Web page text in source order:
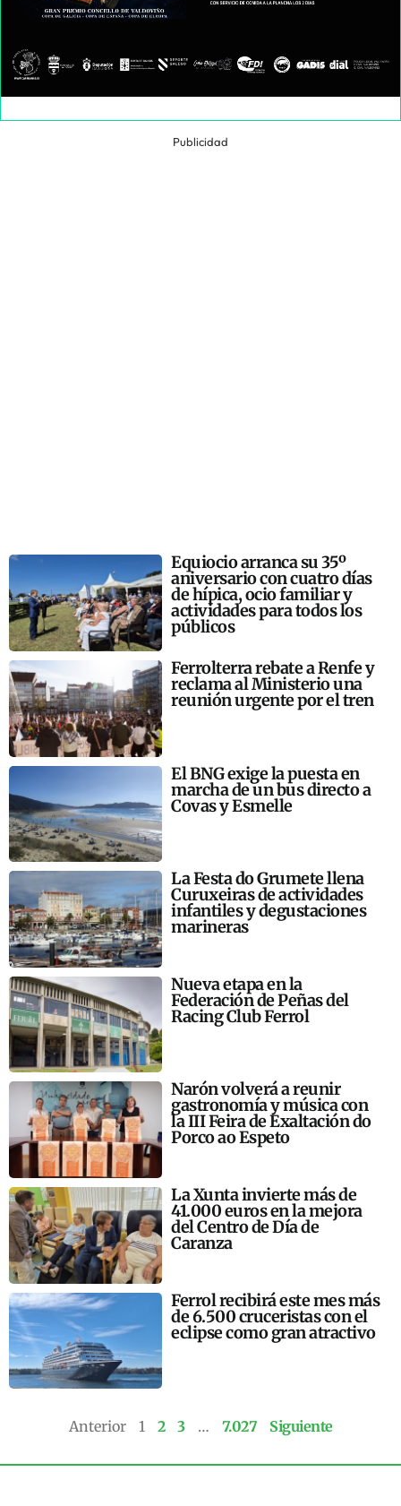
Publicidad
Equiocio arranca su 35º
aniversario con cuatro días
de hípica, ocio familiar y
actividades para todos los
públicos
Ferrolterra rebate a Renfe y
reclama al Ministerio una
reunión urgente por el tren
El BNG exige la puesta en
marcha de un bus directo a
Covas y Esmelle
La Festa do Grumete llena
Curuxeiras de actividades
infantiles y degustaciones
marineras
Nueva etapa en la
Federación de Peñas del
Racing Club Ferrol
Narón volverá a reunir
gastronomía y música con
la III Feira de Exaltación do
Porco ao Espeto
La Xunta invierte más de
41.000 euros en la mejora
del Centro de Día de
Caranza
Ferrol recibirá este mes más
de 6.500 cruceristas con el
eclipse como gran atractivo
Anterior 1 2 3 … 7.027 Siguiente